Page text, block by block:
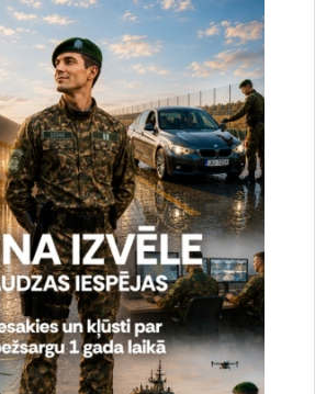
vietnes darbību un
unikālu ID, kas tiek izmantots
datu iegūšanai par to, kā
izmanto vietni.
sīkdatnes (nepieciešamas, lai
vietnes darbību un